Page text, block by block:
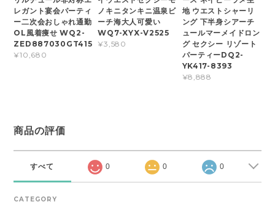
レガント宴会パーティ
ー二次会おしゃれ通勤
OL風着痩せ WQ2-
ZED887030GT415
¥10,680
ノキニタンキニ温泉ビ
ーチ海大人可愛い
WQ7-XYX-V2525
¥3,580
地 ウエストシャーリ
ング 下半身シアーチ
ュールマーメイドロン
グ セクシー リゾート
パーティーDQ2-
YK417-8393
¥8,888
商品の評価
すべて 0 0 0
CATEGORY